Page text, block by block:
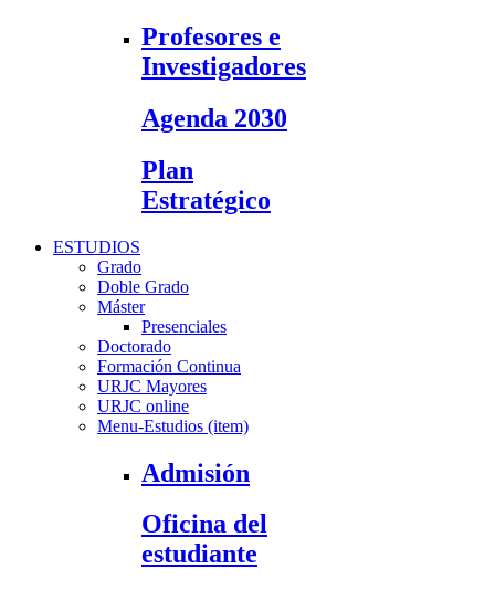
Profesores e
Investigadores
Agenda 2030
Plan
Estratégico
ESTUDIOS
Grado
Doble Grado
Máster
Presenciales
Doctorado
Formación Continua
URJC Mayores
URJC online
Menu-Estudios (item)
Admisión
Oficina del
estudiante